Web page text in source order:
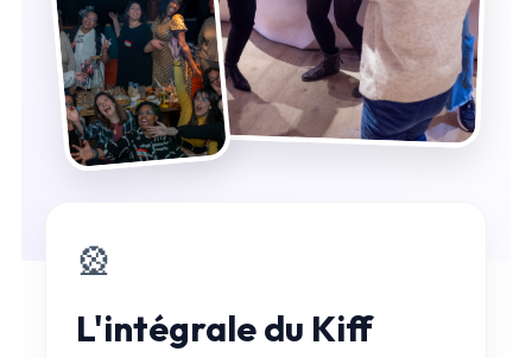
🎡
L'intégrale du Kiff